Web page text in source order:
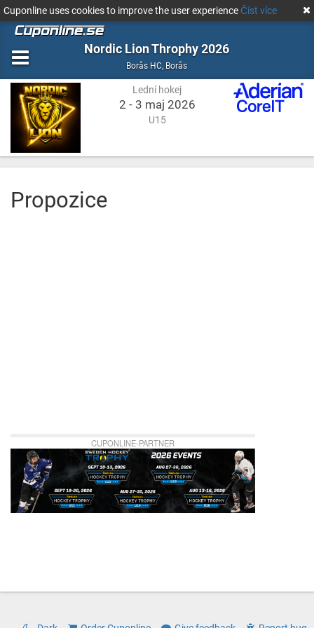
Cuponline uses cookies to improve the user experienceČíst více
Nordic Lion Throphy 2026
Borås HC, Lední
hokej
BoråsBorås
Lední hokej
2 - 3 maj 2026
U15
Propozice
CUPONLINE-PARTNER